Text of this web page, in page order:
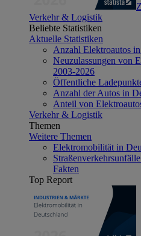
Verkehr & Logistik
Beliebte Statistiken
Aktuelle Statistiken
Anzahl Elektroautos
Neuzulassungen von
2003-2026
Öffentliche
Anzahl der Autos in
Anteil von
Verkehr & Logistik
Themen
Weitere Themen
Elektromobilität in
Fakten
Top Report